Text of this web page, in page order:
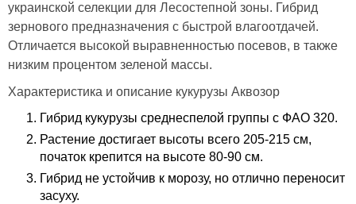
украинской селекции для Лесостепной зоны. Гибрид
зернового предназначения с быстрой влагоотдачей.
Отличается высокой выравненностью посевов, в также
низким процентом зеленой массы.
Характеристика и описание кукурузы Аквозор
Гибрид кукурузы среднеспелой группы с ФАО 320.
Растение достигает высоты всего 205-215 см,
початок крепится на высоте 80-90 см.
Гибрид не устойчив к морозу, но отлично переносит
засуху.